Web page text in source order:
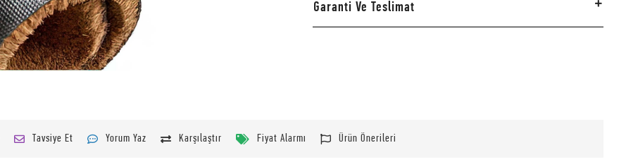
Garanti Ve Teslimat
Tavsiye Et Yorum Yaz Karşılaştır Fiyat Alarmı Ürün Önerileri